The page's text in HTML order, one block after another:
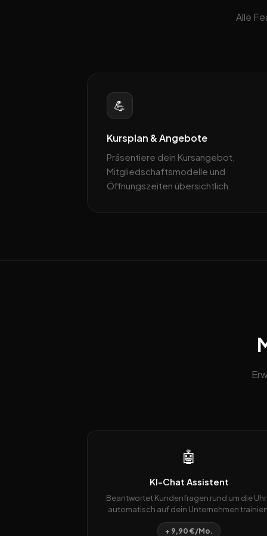
Alle
💪
Kursplan & Angebote
Präsentiere dein Kursangebot,
Mitgliedschaftsmodelle und
Öffnungszeiten übersichtlich.
🤖
KI-Chat Assistent
Beantwortet Kundenfragen rund um die Uhr
automatisch auf dein Unternehmen
+ 9,90 €/Mo.